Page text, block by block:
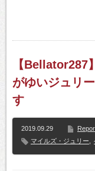
【Bellator287
がゆいジュリ
す
2019.09.29
マイルズ・ジュリー